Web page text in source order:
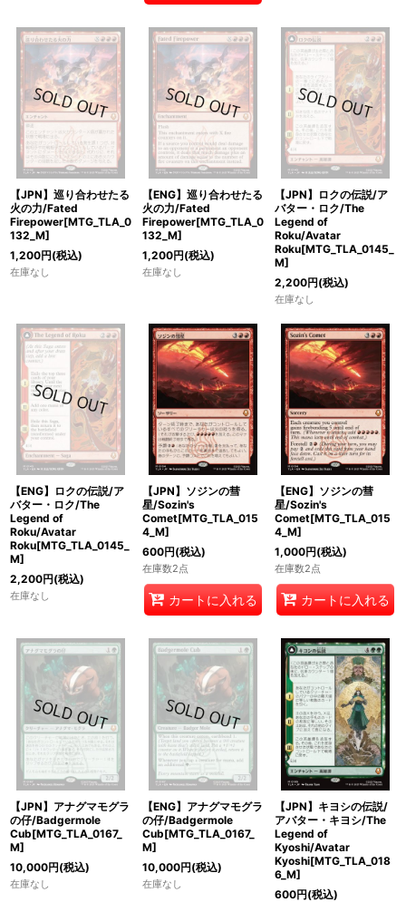
【JPN】巡り合わせたる
火の力/Fated
Firepower[MTG_TLA_0
132_M]
1,200円(税込)
在庫なし
【ENG】巡り合わせたる
火の力/Fated
Firepower[MTG_TLA_0
132_M]
1,200円(税込)
在庫なし
【JPN】ロクの伝説/ア
バター・ロク/The
Legend of
Roku/Avatar
Roku[MTG_TLA_0145_
M]
2,200円(税込)
在庫なし
【ENG】ロクの伝説/ア
バター・ロク/The
Legend of
Roku/Avatar
Roku[MTG_TLA_0145_
M]
2,200円(税込)
在庫なし
【JPN】ソジンの彗
星/Sozin's
Comet[MTG_TLA_015
4_M]
600円(税込)
在庫数2点
カートに入れる
【ENG】ソジンの彗
星/Sozin's
Comet[MTG_TLA_015
4_M]
1,000円(税込)
在庫数2点
カートに入れる
【JPN】アナグマモグラ
の仔/Badgermole
Cub[MTG_TLA_0167_
M]
10,000円(税込)
在庫なし
【ENG】アナグマモグラ
の仔/Badgermole
Cub[MTG_TLA_0167_
M]
10,000円(税込)
在庫なし
【JPN】キヨシの伝説/
アバター・キヨシ/The
Legend of
Kyoshi/Avatar
Kyoshi[MTG_TLA_018
6_M]
600円(税込)